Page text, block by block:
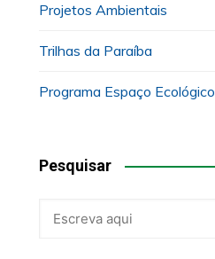
Projetos Ambientais
Trilhas da Paraíba
Programa Espaço Ecológico
Pesquisar